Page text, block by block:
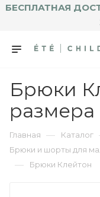
БЕСПЛАТНАЯ
Брюки
размера
Главная — Каталог
Брюки и шорты для
— Брюки Клейтон